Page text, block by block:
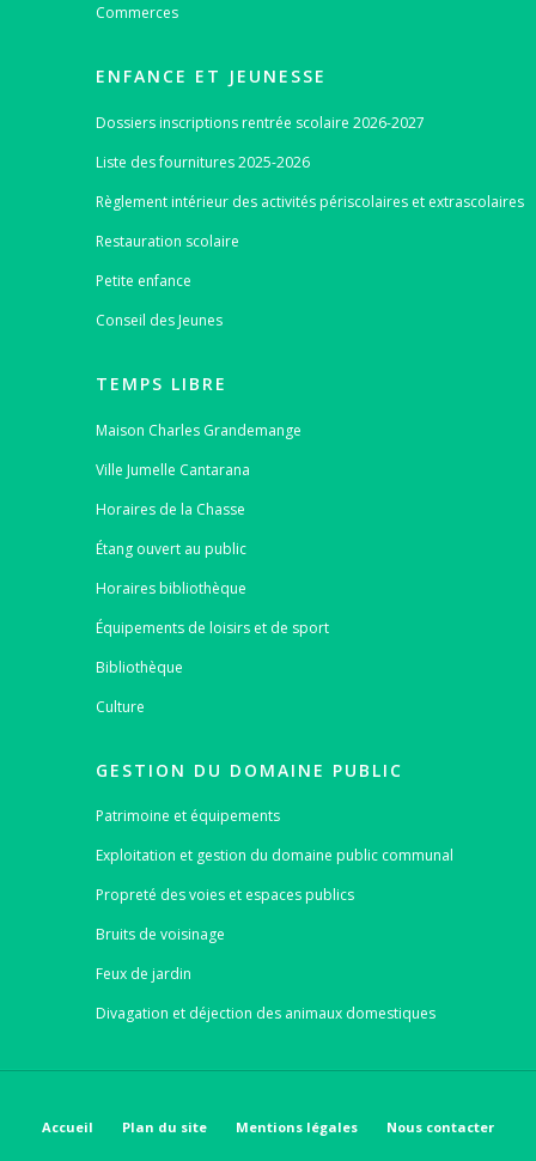
Commerces
ENFANCE ET JEUNESSE
Dossiers inscriptions rentrée scolaire 2026-2027
Liste des fournitures 2025-2026
Règlement intérieur des activités périscolaires et extrascolaires
Restauration scolaire
Petite enfance
Conseil des Jeunes
TEMPS LIBRE
Maison Charles Grandemange
Ville Jumelle Cantarana
Horaires de la Chasse
Étang ouvert au public
Horaires bibliothèque
Équipements de loisirs et de sport
Bibliothèque
Culture
GESTION DU DOMAINE PUBLIC
Patrimoine et équipements
Exploitation et gestion du domaine public communal
Propreté des voies et espaces publics
Bruits de voisinage
Feux de jardin
Divagation et déjection des animaux domestiques
Accueil Plan du site Mentions légales Nous contacter